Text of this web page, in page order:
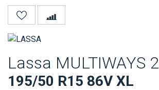
Lassa MULTIWAYS 2
195/50 R15 86V XL